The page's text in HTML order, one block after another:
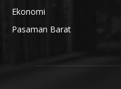
Ekonomi
Pasaman Barat